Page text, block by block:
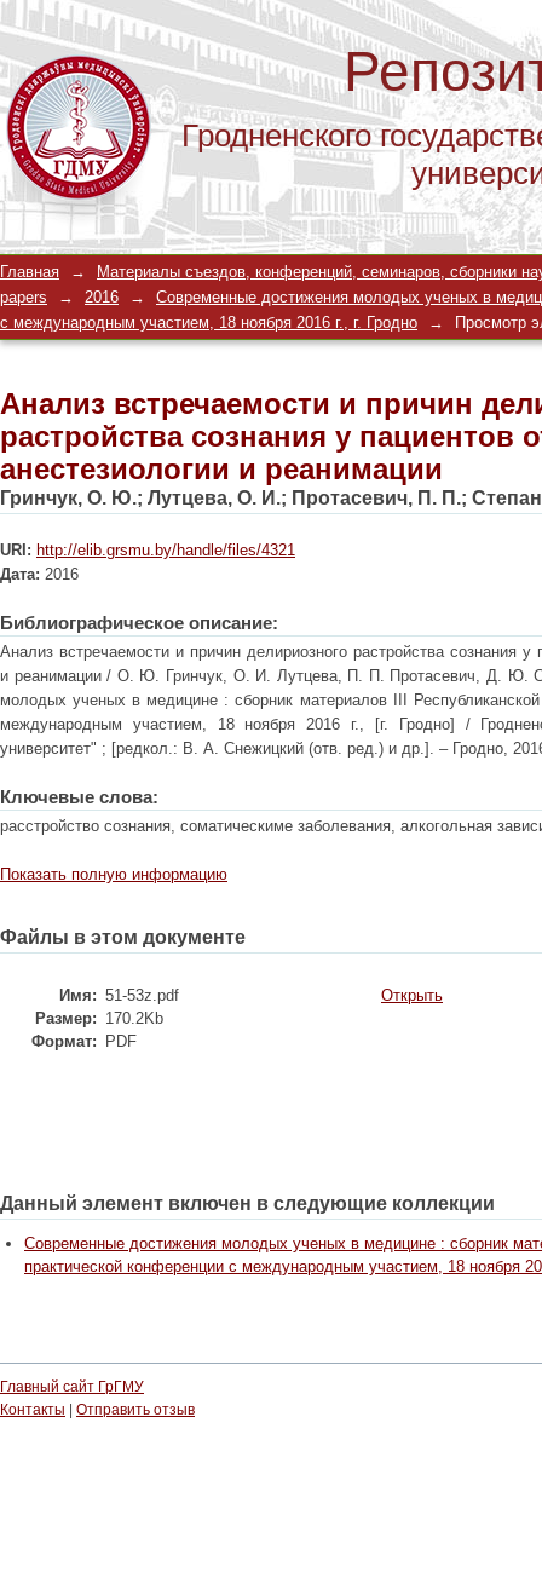
Гродненского
Анализ встречаемости и причин
пациентов отделения
Главная →
Материалы съездов, конференций, семинаров, сборники
papers
→ 2016 →
Современные достижения молодых ученых в
с международным участием, 18 ноября 2016 г., г. Гродно
→ Просмотр
Анализ встречаемости и причин
растройства сознания у пациентов
анестезиологии и реанимации
Гринчук, О. Ю.; Лутцева, О. И.; Протасевич, П. П.;
URI: http://elib.grsmu.by/handle/files/4321
Дата: 2016
Библиографическое описание:
Анализ встречаемости и причин делириозного растройства сознания у
и реанимации / О. Ю. Гринчук, О. И. Лутцева, П. П. Протасевич, Д. Ю.
молодых ученых в медицине : сборник материалов III Республиканской
международным участием, 18 ноября 2016 г., [г. Гродно] /
университет" ; [редкол.: В. А. Снежицкий (отв. ред.) и др.]. – Гродно,
Ключевые слова:
расстройство сознания, соматическиме заболевания, алкогольная
Показать полную информацию
Файлы в этом документе
Имя: 51-53z.pdf
Размер: 170.2Kb
Формат:
PDF
Открыть
Данный элемент включен в следующие коллекции
Современные достижения молодых ученых в медицине : сборник
практической конференции с международным участием, 18 ноября
Главный сайт ГрГМУ
Контакты
Отправить отзыв